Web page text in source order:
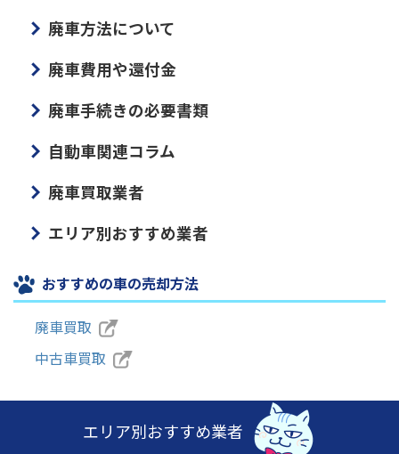
廃車方法について
廃車費用や還付金
廃車手続きの必要書類
自動車関連コラム
廃車買取業者
エリア別おすすめ業者
おすすめの車の売却方法
廃車買取
中古車買取
エリア別おすすめ業者